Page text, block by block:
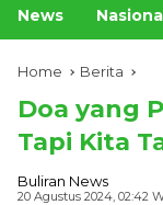
News
Home Berita
Doa yang
Tapi Kita
Buliran News
20 Agustus 2024, 02:42